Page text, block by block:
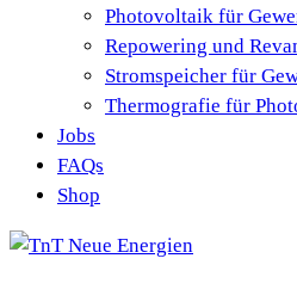
Photovoltaik für
Repowering und
Stromspeicher für
Thermografie für
Jobs
FAQs
Shop